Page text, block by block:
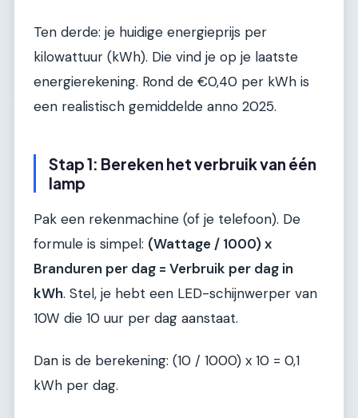
Ten derde: je huidige energieprijs per
kilowattuur (kWh). Die vind je op je laatste
energierekening. Rond de €0,40 per kWh is
een realistisch gemiddelde anno 2025.
Stap 1: Bereken het verbruik van één
lamp
Pak een rekenmachine (of je telefoon). De
formule is simpel: (Wattage / 1000) x
Branduren per dag = Verbruik per dag in
kWh. Stel, je hebt een LED-schijnwerper van
10W die 10 uur per dag aanstaat.
Dan is de berekening: (10 / 1000) x 10 = 0,1
kWh per dag.